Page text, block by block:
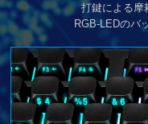
打鍵による摩
RGB-LEDのバ